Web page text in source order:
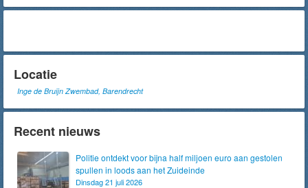
Locatie
Inge de Bruijn Zwembad, Barendrecht
Recent nieuws
Politie ontdekt voor bijna half miljoen euro aan gestolen
spullen in loods aan het Zuideinde
Dinsdag 21 juli 2026